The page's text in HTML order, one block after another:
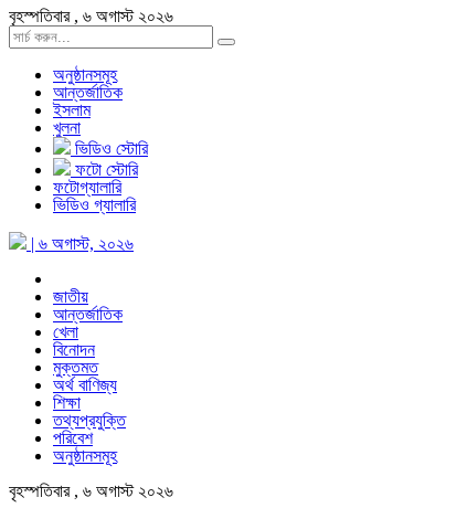
বৃহস্পতিবার , ৬ অগাস্ট ২০২৬
অনুষ্ঠানসমূহ
আন্তর্জাতিক
ইসলাম
খুলনা
ভিডিও স্টোরি
ফটো স্টোরি
ফটোগ্যালারি
ভিডিও গ্যালারি
| ৬ অগাস্ট, ২০২৬
জাতীয়
আন্তর্জাতিক
খেলা
বিনোদন
মুক্তমত
অর্থ বাণিজ্য
শিক্ষা
তথ্যপ্রযুক্তি
পরিবেশ
অনুষ্ঠানসমূহ
বৃহস্পতিবার , ৬ অগাস্ট ২০২৬